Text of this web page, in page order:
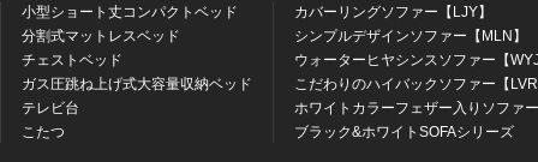
小型ショート丈コンパクトベッド
分割式マットレスベッド
チェストベッド
ガス圧跳ね上げ式大容量収納ベッド
テレビ台
こたつ
カバーリングソファー【LJY】
シンプルデザインソファー【MLN】
ウォーターヒヤシンスソファー【
こだわりのハイバックソファー【
ホワイトカラーフェザー入りソファ
ブラック&ホワイトSOFAシリーズ